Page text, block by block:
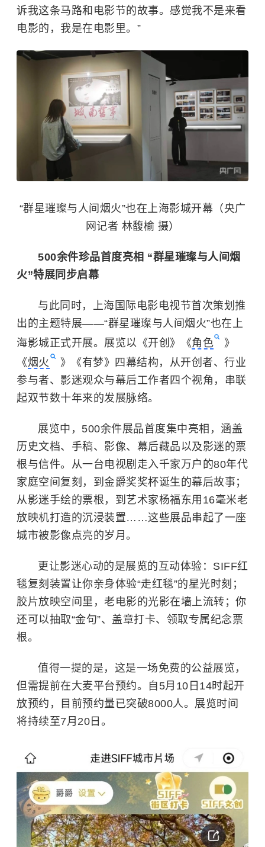
诉我这条马路和电影节的故事。感觉我不是来看
电影的，我是在电影里。”
“群星璀璨与人间烟火”也在上海影城开幕（央广
网记者 林馥榆 摄）
500余件珍品首度亮相 “群星璀璨与人间烟
火”特展同步启幕
与此同时，上海国际电影电视节首次策划推
出的主题特展——“群星璀璨与人间烟火”也在上
海影城正式开展。展览以《开创》《角色
》
《烟火
》《有梦》四幕结构，从开创者、行业
参与者、影迷观众与幕后工作者四个视角，串联
起双节数十年来的发展脉络。
展览中，500余件展品首度集中亮相，涵盖
历史文档、手稿、影像、幕后藏品以及影迷的票
根与信件。从一台电视剧走入千家万户的80年代
家庭空间复刻，到 金爵奖奖杯诞生的幕后故事；
从影迷手绘的票根，到艺术家杨福东用16毫米老
放映机打造的沉浸装置……这些展品串起了一座
城市被影像点亮的岁月。
更让影迷心动的是展览的互动体验：SIFF红
毯复刻装置让你亲身体验“走红毯”的星光时刻；
胶片放映空间里，老电影的光影在墙上流转；你
还可以抽取“金句”、盖章打卡、领取专属纪念票
根。
值得一提的是，这是一场免费的公益展览，
但需提前在大麦平台预约。自5月10日14时起开
放预约，目前预约量已突破8000人。展览时间
将持续至7月20日。